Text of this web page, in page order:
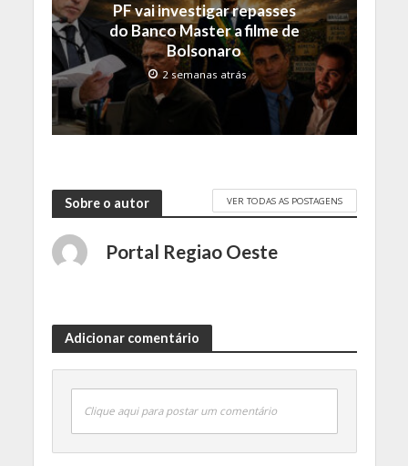
PF vai investigar repasses
do Banco Master a filme de
Bolsonaro
2 semanas atrás
Sobre o autor VER TODAS AS POSTAGENS
Portal Regiao Oeste
Adicionar comentário
Clique aqui para postar um comentário